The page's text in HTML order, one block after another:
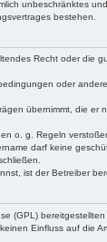
unbeschränktes
bestehen.
Recht oder
oder
übernimmt, die
o. g. Regeln
darf keine
ist der Betreiber
(GPL)
Einfluss auf die